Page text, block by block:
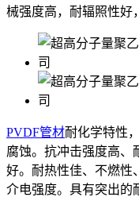
械强度高，耐辐照性好
PVDF管材耐化学特性
腐蚀。抗冲击强度高、
好。耐热性佳、不燃性
介电强度。具有突出的